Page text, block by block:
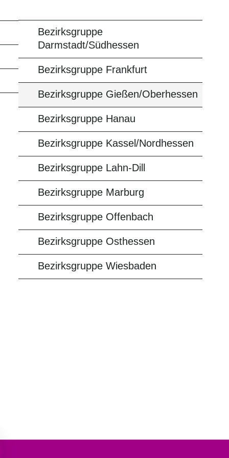
Bezirksgruppe
Darmstadt/Südhessen
Bezirksgruppe Frankfurt
Bezirksgruppe Gießen/Oberhessen
Bezirksgruppe Hanau
Bezirksgruppe Kassel/Nordhessen
Bezirksgruppe Lahn-Dill
Bezirksgruppe Marburg
Bezirksgruppe Offenbach
Bezirksgruppe Osthessen
Bezirksgruppe Wiesbaden